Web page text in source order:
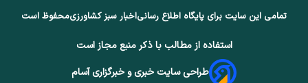
تمامی این سایت برای پایگاه اطلاع رسانیاخبار سبز کشاورزیمحفوظ است
استفاده از مطالب با ذکر منبع مجاز است
طراحی سایت خبری و خبرگزاری آسام